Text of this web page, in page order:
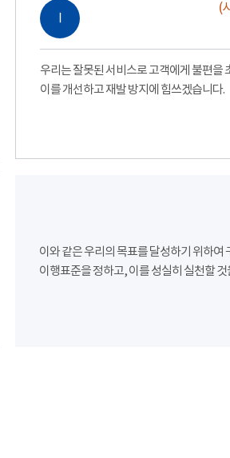
Ⅰ
(
우리는 잘못된 서비스로 고객에게 불편을
이를 개선하고 재발 방지에 힘쓰겠습니다.
이와 같은 우리의 목표를 달성하기 위하여
이행표준을 정하고, 이를 성실히 실천할